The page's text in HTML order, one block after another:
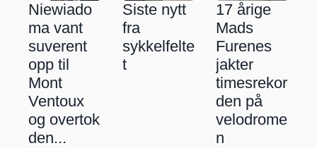
Niewiado
ma vant
suverent
opp til
Mont
Ventoux
og overtok
den...
Siste nytt
fra
sykkelfelte
t
17 årige
Mads
Furenes
jakter
timesrekor
den på
velodrome
n